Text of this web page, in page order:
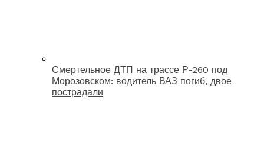
Смертельное ДТП на трассе Р-260 под
Морозовском: водитель ВАЗ погиб, двое
пострадали